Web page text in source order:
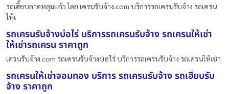
รถเฮี๊ยบลาดหลุมแก้ว โดย เครนรับจ้าง.com บริการรถเครนรับจ้าง รถเครน
ให้เ
รถเครนรับจ้างบ่อไร่ บริการรถเครนรับจ้าง รถเครนให้เช่า
ให้เช่ารถเครน ราคาถูก
เครนรับจ้าง.com รถเครนรับจ้างบ่อไร่ บริการรถเครนรับจ้าง รถเครนให้เช่า
รถเครนให้เช่าจอมทอง บริการ รถเครนรับจ้าง รถเฮี๊ยบรับ
จ้าง ราคาถูก